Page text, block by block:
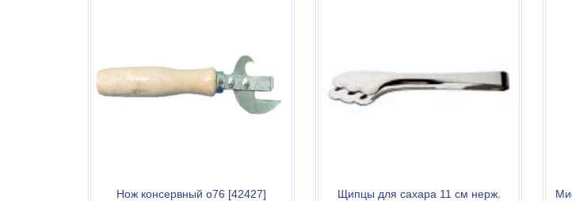
Замораживание: до -5 С
Использование в посудомоечной машине: до +85 С
Нож консервный о76 [42427]
Щипцы для сахара 11 см нерж.